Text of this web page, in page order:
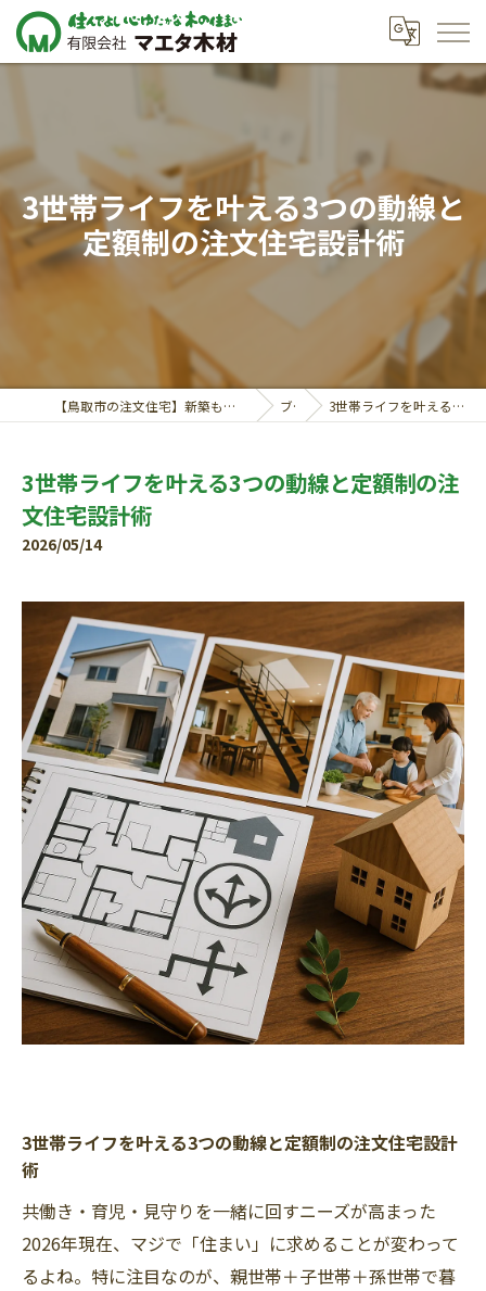
3世帯ライフを叶える3つの動線と
定額制の注文住宅設計術
【鳥取市の注文住宅】新築も対応の工務店｜価格相談受付中｜有限会社マエタ木材 ブログ 3世帯ライフを叶える3つの動線と定額制の注文住宅設計術
3世帯ライフを叶える3つの動線と定額制の注
文住宅設計術
2026/05/14
3世帯ライフを叶える3つの動線と定額制の注文住宅設計
術
共働き・育児・見守りを一緒に回すニーズが高まった
2026年現在、マジで「住まい」に求めることが変わって
るよね。特に注目なのが、親世帯＋子世帯＋孫世帯で暮